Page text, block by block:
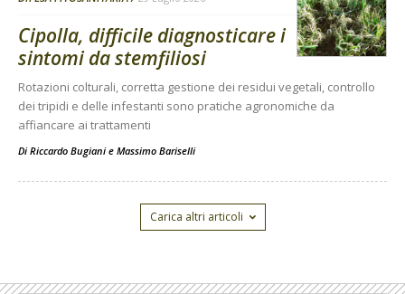
Cipolla, difficile diagnosticare i
sintomi da stemfiliosi
Rotazioni colturali, corretta gestione dei residui vegetali, controllo
dei tripidi e delle infestanti sono pratiche agronomiche da
affiancare ai trattamenti
Di Riccardo Bugiani e Massimo Bariselli
Carica altri articoli